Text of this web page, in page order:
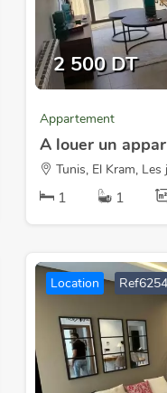
2 500 DT
Appartement
Tunis, El Kram,
1 1
Location